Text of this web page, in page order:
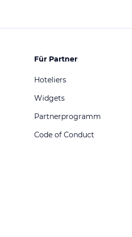
Für Partner
Hoteliers
Widgets
Partnerprogramm
Code of Conduct